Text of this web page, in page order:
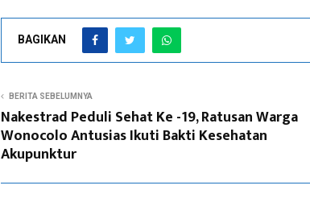
BAGIKAN
BERITA SEBELUMNYA
Nakestrad Peduli Sehat Ke -19, Ratusan Warga
Wonocolo Antusias Ikuti Bakti Kesehatan
Akupunktur